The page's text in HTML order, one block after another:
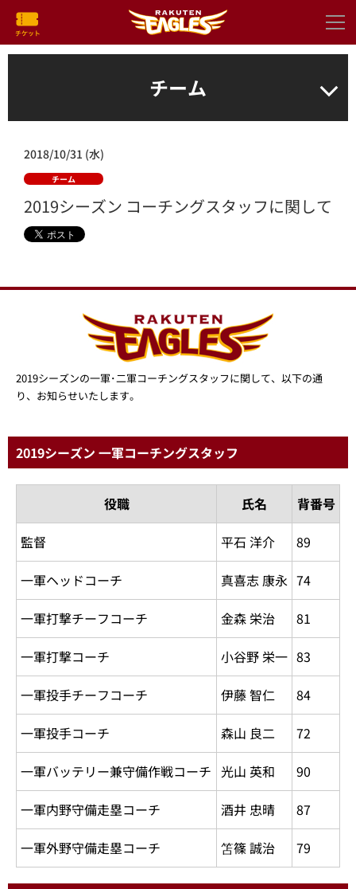
チーム
2018/10/31 (水)
チーム
2019シーズン コーチングスタッフに関して
2019シーズンの一軍･二軍コーチングスタッフに関して、以下の通
り、お知らせいたします。
2019シーズン 一軍コーチングスタッフ
役職 氏名
背番号
監督
平石 洋介
89
一軍ヘッドコーチ
真喜志 康永 74
一軍打撃チーフコーチ
金森 栄治
81
一軍打撃コーチ
小谷野 栄一 83
一軍投手チーフコーチ
伊藤 智仁
84
一軍投手コーチ
森山 良二
72
一軍バッテリー兼守備作戦コーチ 光山 英和
90
一軍内野守備走塁コーチ
酒井 忠晴
87
一軍外野守備走塁コーチ
笘篠 誠治 79